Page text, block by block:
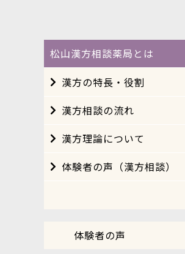
松山漢方相談薬局とは
漢方の特長・役割
漢方相談の流れ
漢方理論について
体験者の声（漢方相談）
体験者の声